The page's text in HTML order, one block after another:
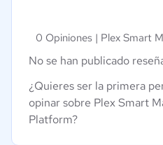
0 Opiniones | Plex Smart
No se han publicado
¿Quieres ser la primera
opinar sobre Plex Smart
Platform?